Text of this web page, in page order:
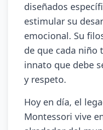
diseñados
estimular su
emocional. Su
de que cada niño
innato que debe
y respeto.
Hoy en día, el
Montessori vive